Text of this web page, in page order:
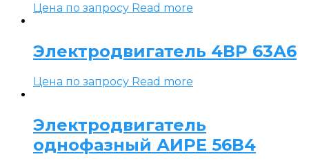
Цена по запросу Read more
Электродвигатель 4ВР 63А6
Цена по запросу Read more
Электродвигатель
однофазный АИРЕ 56В4